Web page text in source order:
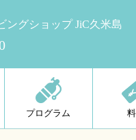
ングショップ JiC久米島
プログラム